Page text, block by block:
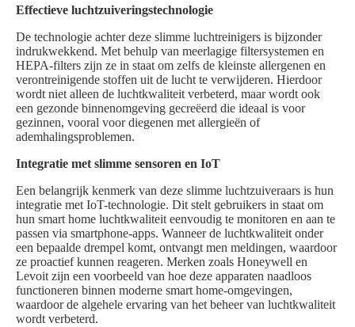
Effectieve luchtzuiveringstechnologie
De technologie achter deze slimme luchtreinigers is bijzonder
indrukwekkend. Met behulp van meerlagige filtersystemen en
HEPA-filters zijn ze in staat om zelfs de kleinste allergenen en
verontreinigende stoffen uit de lucht te verwijderen. Hierdoor
wordt niet alleen de luchtkwaliteit verbeterd, maar wordt ook
een gezonde binnenomgeving gecreëerd die ideaal is voor
gezinnen, vooral voor diegenen met allergieën of
ademhalingsproblemen.
Integratie met slimme sensoren en IoT
Een belangrijk kenmerk van deze slimme luchtzuiveraars is hun
integratie met IoT-technologie. Dit stelt gebruikers in staat om
hun smart home luchtkwaliteit eenvoudig te monitoren en aan te
passen via smartphone-apps. Wanneer de luchtkwaliteit onder
een bepaalde drempel komt, ontvangt men meldingen, waardoor
ze proactief kunnen reageren. Merken zoals Honeywell en
Levoit zijn een voorbeeld van hoe deze apparaten naadloos
functioneren binnen moderne smart home-omgevingen,
waardoor de algehele ervaring van het beheer van luchtkwaliteit
wordt verbeterd.